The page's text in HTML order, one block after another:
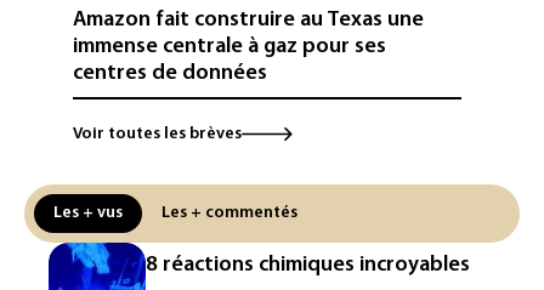
Amazon fait construire au Texas une
immense centrale à gaz pour ses
centres de données
L'UE demande à Meta et TikTok de
renforcer la surveillance et la
Ceuta
L'Europe se prépare à une baisse de la
production d'électricité lors de l'éclipse
Voir toutes les brèves
Les + vus Les + commentés
8 réactions chimiques incroyables